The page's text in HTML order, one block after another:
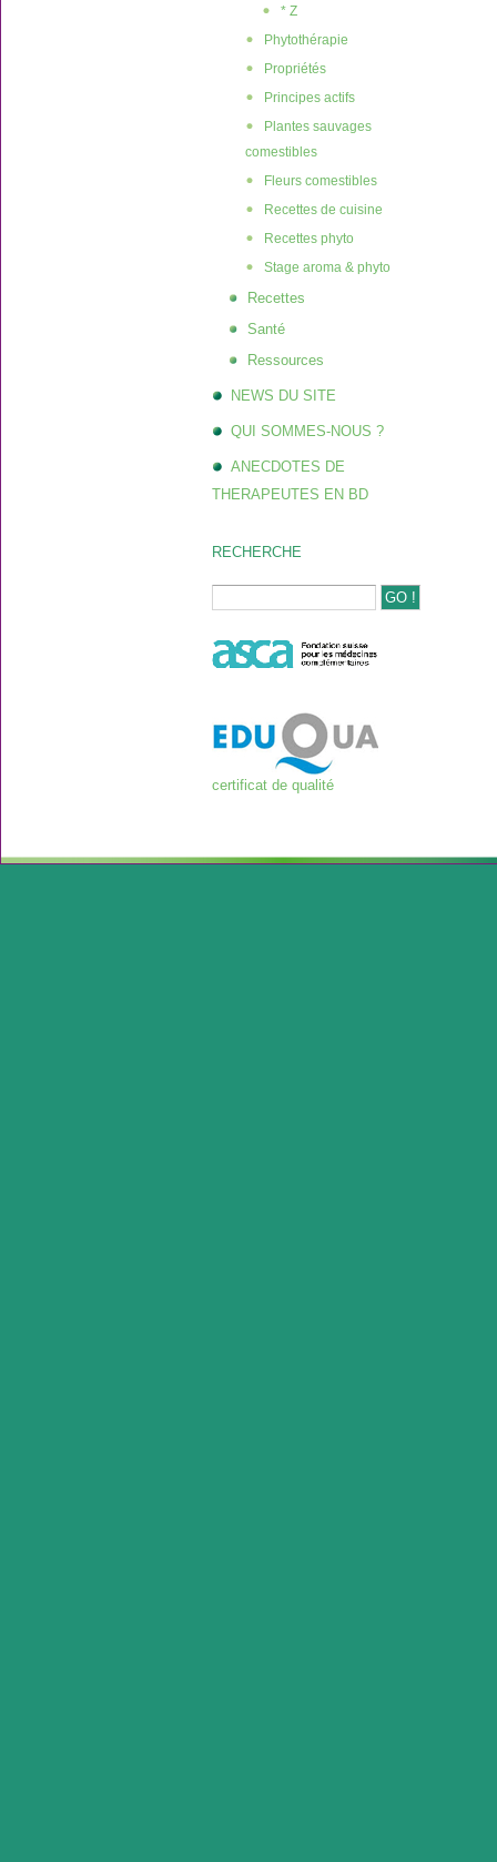
* Z
Phytothérapie
Propriétés
Principes actifs
Plantes sauvages
comestibles
Fleurs comestibles
Recettes de cuisine
Recettes phyto
Stage aroma & phyto
Recettes
Santé
Ressources
NEWS DU SITE
QUI SOMMES-NOUS ?
ANECDOTES DE
THERAPEUTES EN BD
RECHERCHE
certificat de qualité